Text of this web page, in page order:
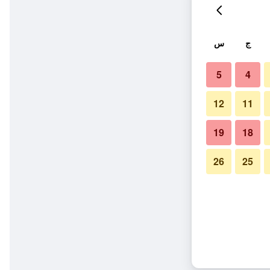
ج س
4
5
11
12
18
19
25
26